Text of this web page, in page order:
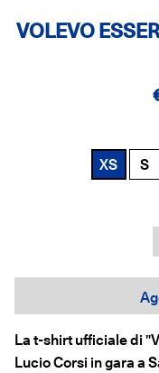
VOLEVO
XS
S
La t-shirt ufficiale di
Lucio Corsi in gara a